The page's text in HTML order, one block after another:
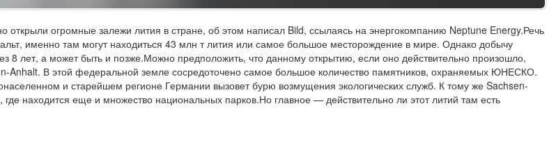
открыли огромные залежи лития в стране, об этом написал Bild, ссылаясь на энергокомпанию Neptune Energy.Речь
именно там могут находиться 43 млн т лития или самое большое месторождение в мире. Однако добычу
8 лет, а может быть и позже.Можно предположить, что данному открытию, если оно действительно произошло,
Anhalt. В этой федеральной земле сосредоточено самое большое количество памятников, охраняемых ЮНЕСКО.
и старейшем регионе Германии вызовет бурю возмущения экологических служб. К тому же Sachsen-
находится еще и множество национальных парков.Но главное — действительно ли этот литий там есть